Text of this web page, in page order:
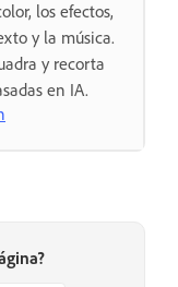
los efectos,
y la música.
y recorta
en IA.